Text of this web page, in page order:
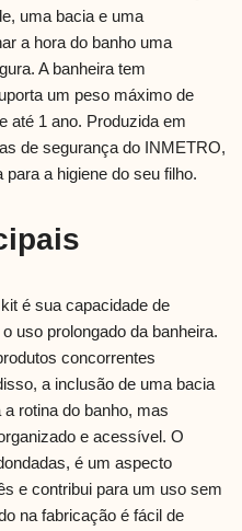
uma bacia e uma
a hora do banho uma
A banheira tem
um peso máximo de
até 1 ano. Produzida em
de segurança do INMETRO,
a higiene do seu filho.
é sua capacidade de
uso prolongado da banheira.
concorrentes
a inclusão de uma bacia
rotina do banho, mas
e acessível. O
é um aspecto
e contribui para um uso sem
na fabricação é fácil de